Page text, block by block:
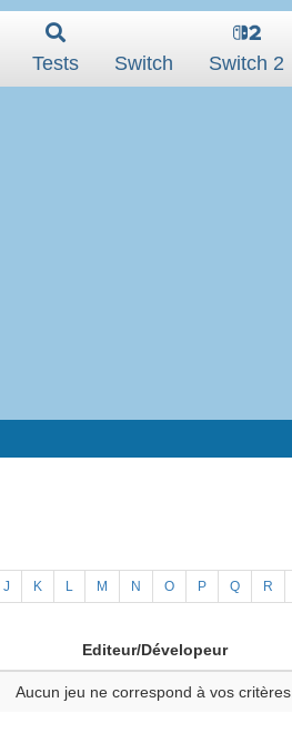
Tests Switch Switch 2
J K L M N O P Q R
Editeur/Dévelopeur
Aucun jeu ne correspond à vos critères.